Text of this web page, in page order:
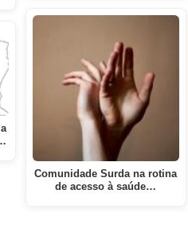
Comunidade Surda na rotina
de acesso à saúde…